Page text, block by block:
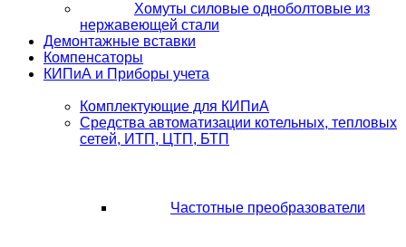
Хомуты силовые одноболтовые из
нержавеющей стали
Демонтажные вставки
Компенсаторы
КИПиА и Приборы учета
Комплектующие для КИПиА
Средства автоматизации котельных, тепловых
сетей, ИТП, ЦТП, БТП
Частотные преобразователи